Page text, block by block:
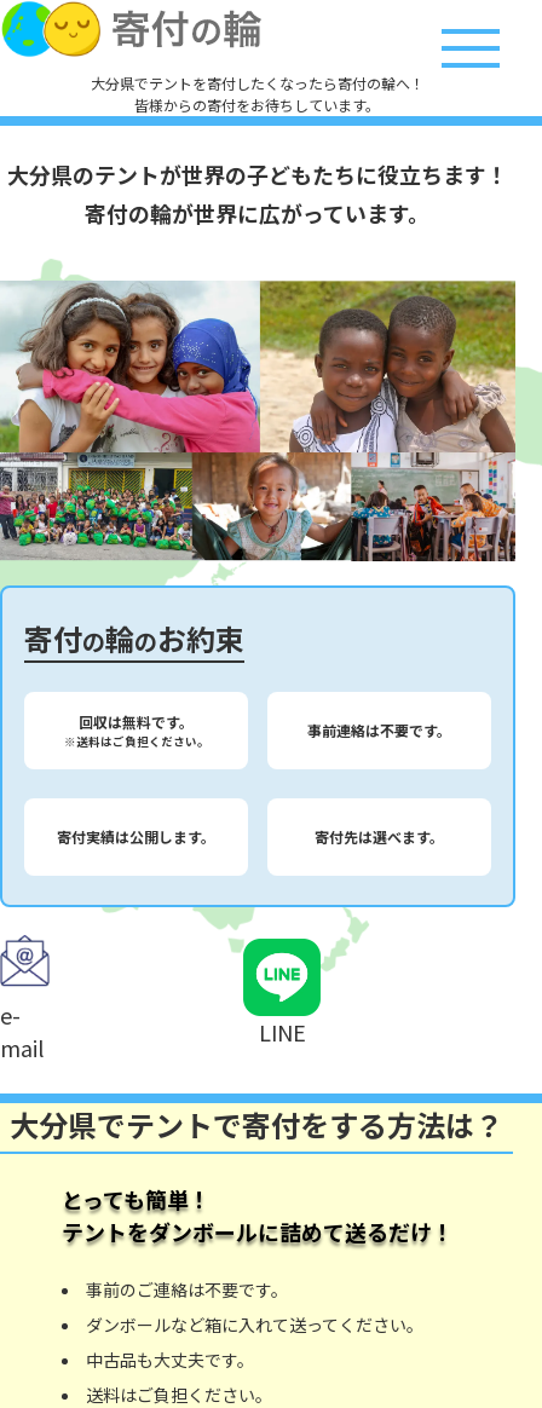
大分県でテントを寄付したくなったら寄付の輪へ！
皆様からの寄付をお待ちしています。
大分県のテントが世界の子どもたちに役立ちます！
寄付の輪が世界に広がっています。
寄付の輪のお約束
回収は無料です。
※送料はご負担ください。
事前連絡は不要です。
寄付実績は公開します。 寄付先は選べます。
e-
mail
LINE
大分県でテントで寄付をする方法は？
とっても簡単！
テントをダンボールに詰めて送るだけ！
事前のご連絡は不要です。
ダンボールなど箱に入れて送ってください。
中古品も大丈夫です。
送料はご負担ください。